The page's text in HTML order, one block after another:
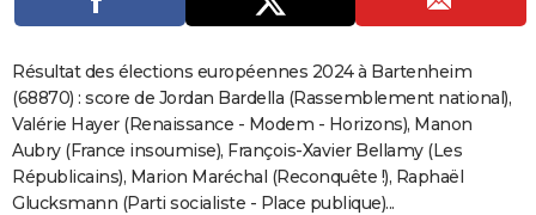
Dictionnaire
Biographies
Citations
Expressions
Proverbes
PROGRAMME TV
COPAINS D'AVANT
S'inscrire
Se connecter
Lycées
Collèges
Primaires
Universités
Entreprises
Service militaire
Avis de recherche
AVIS DE DÉCÈS
FORUM
Résultat des élections européennes 2024 à Bartenheim
(68870) : score de Jordan Bardella (Rassemblement national),
Valérie Hayer (Renaissance - Modem - Horizons), Manon
Aubry (France insoumise), François-Xavier Bellamy (Les
Républicains), Marion Maréchal (Reconquête !), Raphaël
Glucksmann (Parti socialiste - Place publique)...